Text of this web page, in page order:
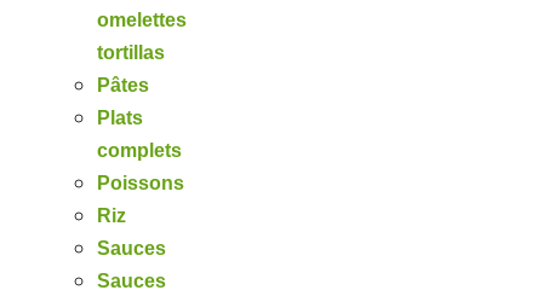
omelettes
tortillas
Pâtes
Plats
complets
Poissons
Riz
Sauces
Sauces